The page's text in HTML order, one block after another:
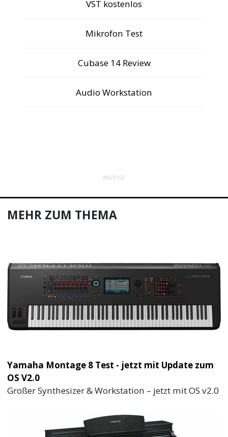
VST kostenlos
Mikrofon Test
Cubase 14 Review
Audio Workstation
ANZEIGE
MEHR ZUM THEMA
Yamaha Montage 8 Test - jetzt mit Update zum
OS V2.0
Großer Synthesizer & Workstation – jetzt mit OS v2.0